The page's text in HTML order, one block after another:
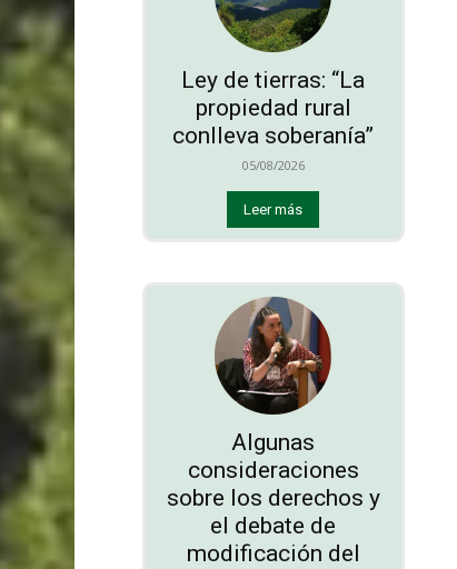
Ley de tierras: “La
propiedad rural
conlleva soberanía”
05/08/2026
Leer más
Algunas
consideraciones
sobre los derechos y
el debate de
modificación del